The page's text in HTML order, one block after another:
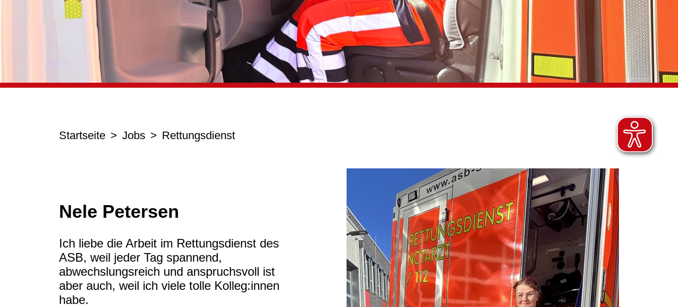
Startseite Jobs Rettungsdienst
Nele Petersen
Ich liebe die Arbeit im Rettungsdienst des
ASB, weil jeder Tag spannend,
abwechslungsreich und anspruchsvoll ist
aber auch, weil ich viele tolle Kolleg:innen
habe.